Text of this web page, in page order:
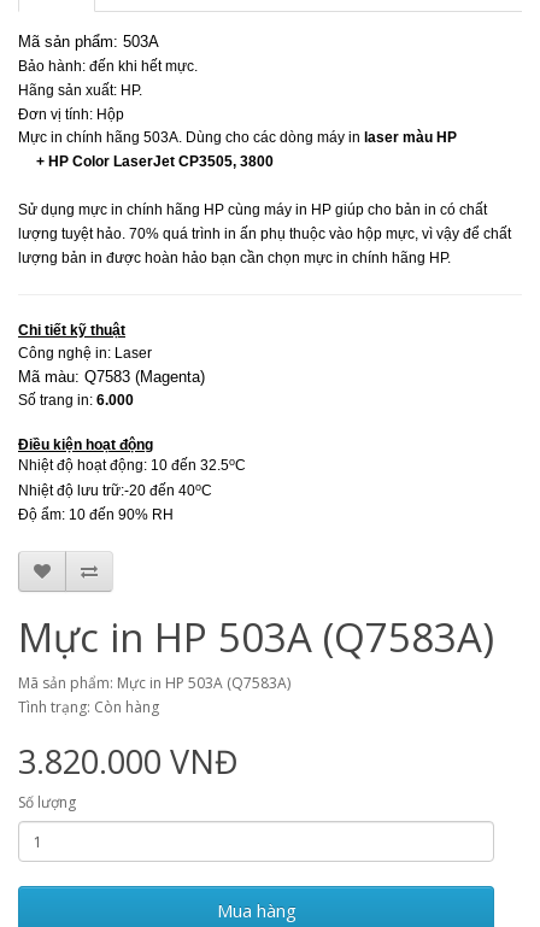
Mã sản phẩm: 503A
Bảo hành: đến khi hết mực.
Hãng sản xuất: HP.
Đơn vị tính: Hộp
Mực in chính hãng 503A. Dùng cho các dòng máy in laser màu HP
+ HP Color LaserJet CP3505, 3800
Sử dụng mực in chính hãng HP cùng máy in HP giúp cho bản in có chất
lượng tuyệt hảo. 70% quá trình in ấn phụ thuộc vào hộp mực, vì vậy để chất
lượng bản in được hoàn hảo bạn cần chọn mực in chính hãng HP.
Chi tiết kỹ thuật
Công nghệ in: Laser
Mã màu: Q7583 (Magenta)
Số trang in: 6.000
Điều kiện hoạt động
Nhiệt độ hoạt động: 10 đến 32.5oC
Nhiệt độ lưu trữ:-20 đến 40oC
Độ ẩm: 10 đến 90% RH
Mực in HP 503A (Q7583A)
Mã sản phẩm: Mực in HP 503A (Q7583A)
Tình trạng: Còn hàng
3.820.000 VNĐ
Số lượng
Mua hàng